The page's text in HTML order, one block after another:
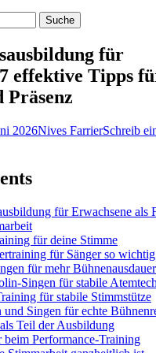
für
effektive Tipps
Präsenz
2026Autor
Nives FarrierSchreib
für Erwachsene als
für deine Stimme
für Sänger so
für mehr Bühnenausdauer
Singen für stabile
für stabile Stimmstütze
und Singen für echte
Teil der Ausbildung
beim Performance-Training